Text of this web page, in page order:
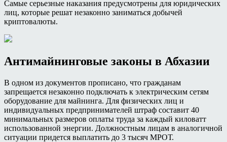
Самые серьезные наказания предусмотрены для юридических
лиц, которые решат незаконно заниматься добычей
криптовалюты.
Антимайнинговые законы в Абхазии
В одном из документов прописано, что гражданам
запрещается незаконно подключать к электрическим сетям
оборудование для майнинга. Для физических лиц и
индивидуальных предпринимателей штраф составит 40
минимальных размеров оплаты труда за каждый киловатт
использованной энергии. Должностным лицам в аналогичной
ситуации придется выплатить до 3 тысяч МРОТ.